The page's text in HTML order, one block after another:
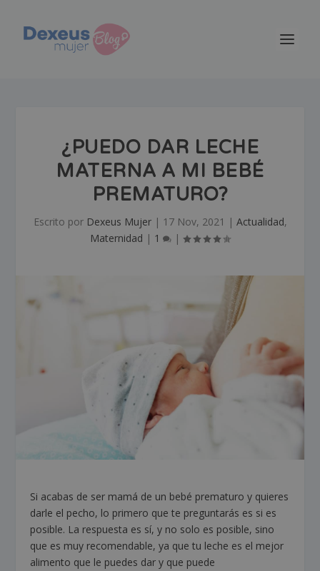
¿PUEDO DAR LECHE
MATERNA A MI BEBÉ
PREMATURO?
Escrito por Dexeus Mujer| 17 Nov, 2021 | Actualidad,
Maternidad | 1 |
Si acabas de ser mamá de un bebé prematuro y quieres
darle el pecho, lo primero que te preguntarás es si es
posible. La respuesta es sí, y no solo es posible, sino
que es muy recomendable, ya que tu leche es el mejor
alimento que le puedes dar y que puede